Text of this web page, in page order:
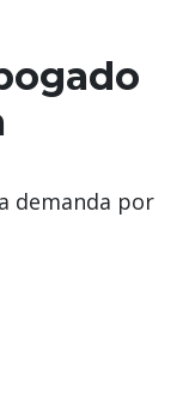
demanda por